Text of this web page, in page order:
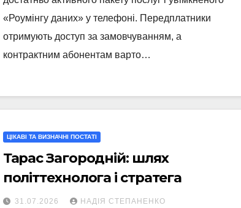
«Роумінгу даних» у телефоні. Передплатники
отримують доступ за замовчуванням, а
контрактним абонентам варто…
ЦІКАВІ ТА ВИЗНАЧНІ ПОСТАТІ
Тарас Загородній: шлях
політтехнолога і стратега
31.07.2026 НАДІЯ СТЕПАНЕНКО